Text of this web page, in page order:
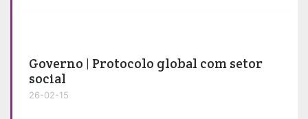
Governo | Protocolo global com setor
social
26-02-15